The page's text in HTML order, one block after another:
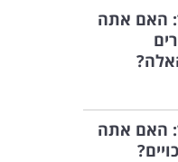
האם אתה
האם אתה